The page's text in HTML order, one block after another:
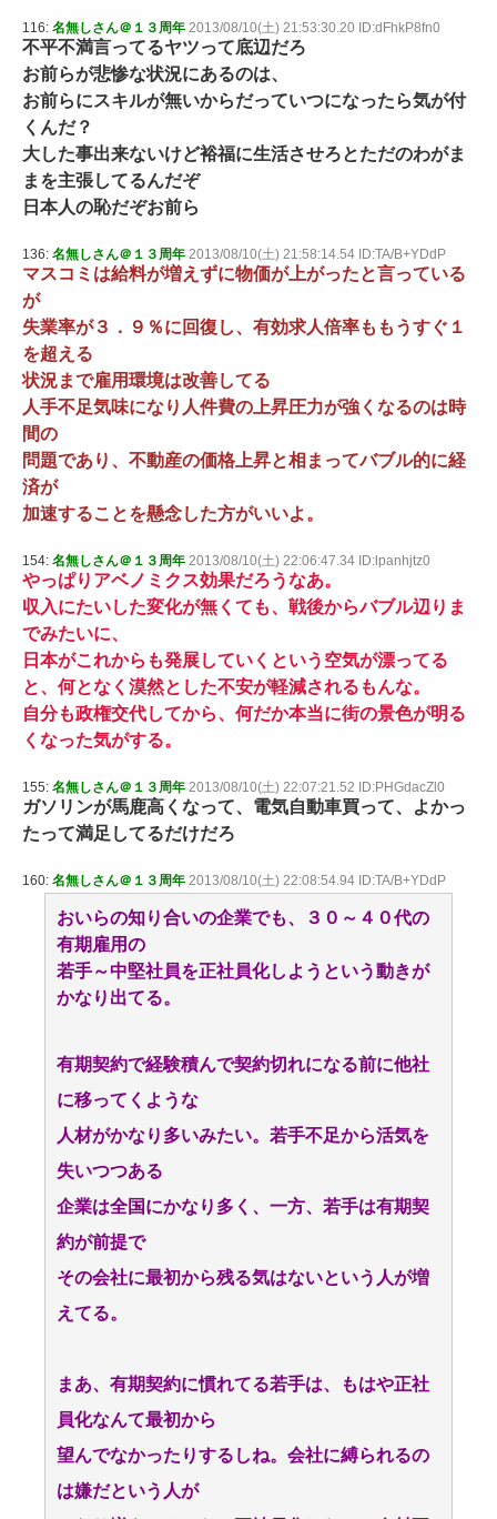
116: 名無しさん＠１３周年 2013/08/10(土) 21:53:30.20 ID:dFhkP8fn0
不平不満言ってるヤツって底辺だろ
お前らが悲惨な状況にあるのは、
お前らにスキルが無いからだっていつになったら気が付
くんだ？
大した事出来ないけど裕福に生活させろとただのわがま
まを主張してるんだぞ
日本人の恥だぞお前ら
136: 名無しさん＠１３周年 2013/08/10(土) 21:58:14.54 ID:TA/B+YDdP
マスコミは給料が増えずに物価が上がったと言っている
が
失業率が３．９％に回復し、有効求人倍率ももうすぐ１
を超える
状況まで雇用環境は改善してる
人手不足気味になり人件費の上昇圧力が強くなるのは時
間の
問題であり、不動産の価格上昇と相まってバブル的に経
済が
加速することを懸念した方がいいよ。
154: 名無しさん＠１３周年 2013/08/10(土) 22:06:47.34 ID:lpanhjtz0
やっぱりアベノミクス効果だろうなあ。
収入にたいした変化が無くても、戦後からバブル辺りま
でみたいに、
日本がこれからも発展していくという空気が漂ってる
と、何となく漠然とした不安が軽減されるもんな。
自分も政権交代してから、何だか本当に街の景色が明る
くなった気がする。
155: 名無しさん＠１３周年 2013/08/10(土) 22:07:21.52 ID:PHGdacZl0
ガソリンが馬鹿高くなって、電気自動車買って、よかっ
たって満足してるだけだろ
160: 名無しさん＠１３周年 2013/08/10(土) 22:08:54.94 ID:TA/B+YDdP
おいらの知り合いの企業でも、３０～４０代の
有期雇用の
若手～中堅社員を正社員化しようという動きが
かなり出てる。
有期契約で経験積んで契約切れになる前に他社
に移ってくような
人材がかなり多いみたい。若手不足から活気を
失いつつある
企業は全国にかなり多く、一方、若手は有期契
約が前提で
その会社に最初から残る気はないという人が増
えてる。
まあ、有期契約に慣れてる若手は、もはや正社
員化なんて最初から
望んでなかったりするしね。会社に縛られるの
は嫌だという人が